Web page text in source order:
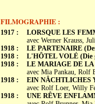
FILMOGRAPHIE :
1917 :
1918 :
1918 :
1918 :
1918 :
1918 :
LORSQUE LES
avec Werner Krauss,
LE PARTENAIRE
L'HÔTEL VOLÉ (Die
LE MARIAGE DE LA
avec Mia Pankau, Rolf
EIN NÂCHTLICHES
avec Rolf Loer, Willy
UNE RÊVE